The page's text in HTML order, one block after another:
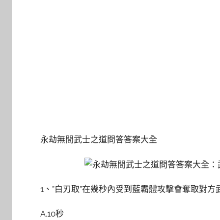
永劫無間武士之道問答答案大全
1、”白刃取”在幾秒內受到藍霸體攻擊會奪取對方
A.10秒